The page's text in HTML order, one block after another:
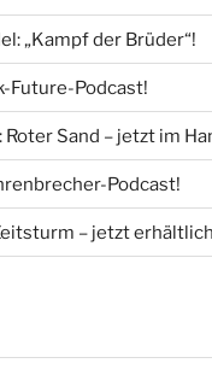
„Kampf der Brüder“!
Future-Podcast!
Roter Sand – jetzt im
Podcast!
– jetzt